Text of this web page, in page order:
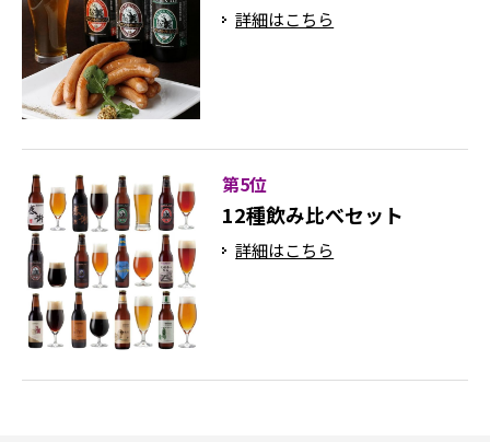
詳細はこちら
第5位
12種飲み比べセット
詳細はこちら